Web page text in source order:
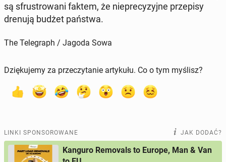
są sfru­stro­wa­ni faktem, że nie­pre­cy­zyj­ne prze­pi­sy
drenują budżet państwa.
The Telegraph / Jagoda Sowa
Dziękujemy za przeczytanie artykułu. Co o tym myślisz?
LINKI SPONSOROWANE JAK DODAĆ?
Kanguro Removals to Europe, Man & Van